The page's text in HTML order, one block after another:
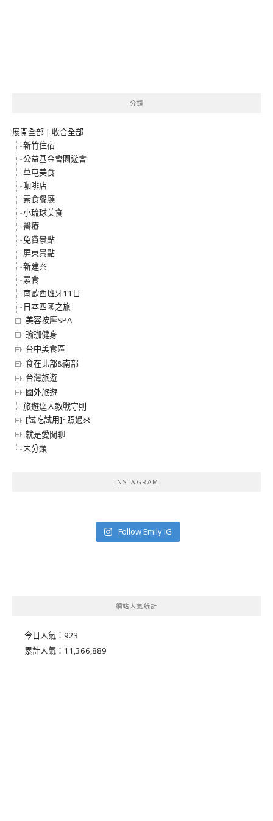
分類
展開全部 | 收合全部
新竹住宿
公益基金會園遊會
草屯美食
咖啡店
素食餐廳
小琉球美食
醫療
免費景點
屏東景點
新建案
素食
南歐西班牙11日
日本四國之旅
美容按摩SPA
瑜珈健身
台中美食區
食在北部&南部
台灣旅遊
國外旅遊
旅遊達人教戰守則
[試吃試用]~照過來
就是愛閒聊
未分類
INSTAGRAM
Follow Emily IG
網站人氣統計
今日人氣： 923
累計人氣： 11,366,889